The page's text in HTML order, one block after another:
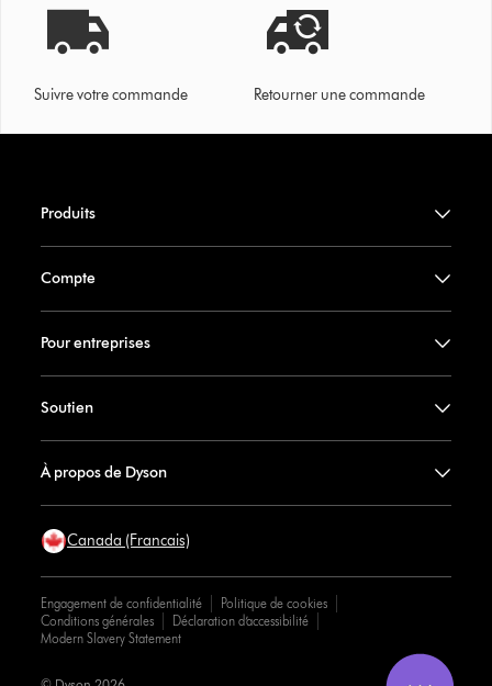
Suivre votre commande Retourner une commande
Produits
Compte
Pour entreprises
Soutien
À propos de Dyson
Canada (Francais)
Engagement de confidentialité
Politique de cookies
Conditions générales
Déclaration d’accessibilité
Modern Slavery Statement